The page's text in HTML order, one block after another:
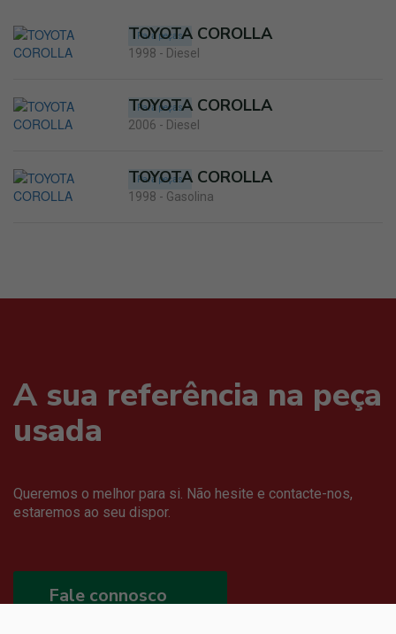
Para peças
TOYOTA COROLLA
1998 - Diesel
Para peças
TOYOTA COROLLA
2006 - Diesel
Para peças
TOYOTA COROLLA
1998 - Gasolina
A sua referência na peça
usada
Queremos o melhor para si. Não hesite e contacte-nos,
estaremos ao seu dispor.
Fale connosco